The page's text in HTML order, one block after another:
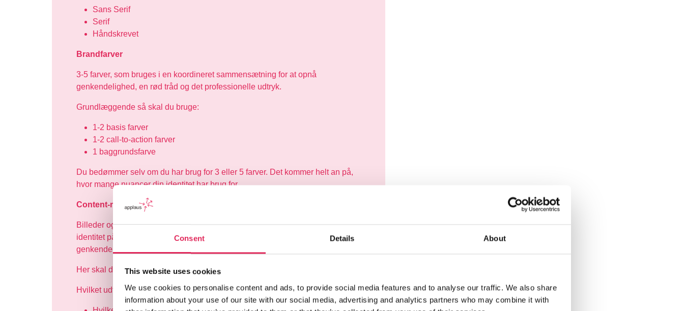
Consent Details About
This website uses cookies
We use cookies to personalise content and ads, to provide social media features and to analyse our traffic. We also share
information about your use of our site with our social media, advertising and analytics partners who may combine it with
Sans Serif
Serif
Håndskrevet
Brandfarver
3-5 farver, som bruges i en koordineret sammensætning for at opnå
genkendelighed, en rød tråd og det professionelle udtryk.
Grundlæggende så skal du bruge:
1-2 basis farver
1-2 call-to-action farver
1 baggrundsfarve
Du bedømmer selv om du har brug for 3 eller 5 farver. Det kommer helt an på,
hvor mange nuancer din identitet har brug for.
Content-moodboard
Billeder og videoer er den bedste måde at styrke sin fortælling, image og
identitet på. Derfor er det vigtig at skabe en video- og billedstil, der giver en
genkendelig og tydelig forståelse af dit brand.
Her skal du overveje:
Hvilket udtryk skal dine videoer og billeder have?